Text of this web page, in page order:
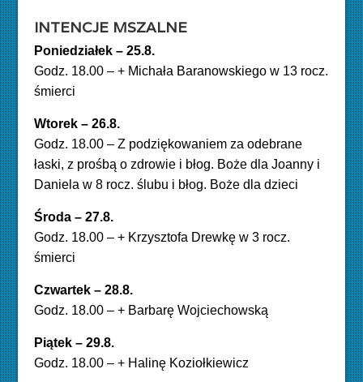
INTENCJE MSZALNE
Poniedziałek – 25.8.
Godz. 18.00 – + Michała Baranowskiego w 13 rocz.
śmierci
Wtorek – 26.8.
Godz. 18.00 – Z podziękowaniem za odebrane
łaski, z prośbą o zdrowie i błog. Boże dla Joanny i
Daniela w 8 rocz. ślubu i błog. Boże dla dzieci
Środa – 27.8.
Godz. 18.00 – + Krzysztofa Drewkę w 3 rocz.
śmierci
Czwartek – 28.8.
Godz. 18.00 – + Barbarę Wojciechowską
Piątek – 29.8.
Godz. 18.00 – + Halinę Koziołkiewicz